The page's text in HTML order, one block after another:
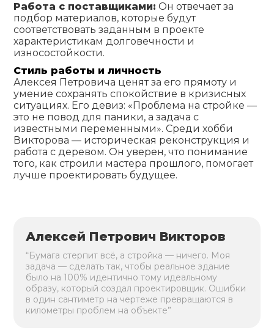
Работа с поставщиками: Он отвечает за
подбор материалов, которые будут
соответствовать заданным в проекте
характеристикам долговечности и
износостойкости.
Стиль работы и личность
Алексея Петровича ценят за его прямоту и
умение сохранять спокойствие в кризисных
ситуациях. Его девиз: «Проблема на стройке —
это не повод для паники, а задача с
известными переменными». Среди хобби
Викторова — историческая реконструкция и
работа с деревом. Он уверен, что понимание
того, как строили мастера прошлого, помогает
лучше проектировать будущее.
Алексей Петрович Викторов
“Бумага стерпит всё, а стройка — ничего. Моя
задача — сделать так, чтобы реальное здание
было на 100% идентично тому идеальному
образу, который создал проектировщик. Ошибки
в один сантиметр на чертеже превращаются в
километры проблем на объекте”